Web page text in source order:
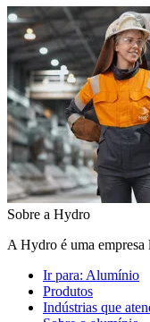
Sobre a Hydro
A Hydro é uma empresa
Ir para: Alumínio
Produtos
Indústrias que